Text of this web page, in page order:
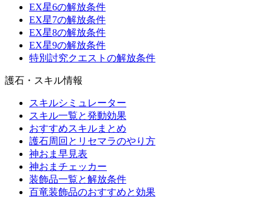
EX星6の解放条件
EX星7の解放条件
EX星8の解放条件
EX星9の解放条件
特別討究クエストの解放条件
護石・スキル情報
スキルシミュレーター
スキル一覧と発動効果
おすすめスキルまとめ
護石周回とリセマラのやり方
神おま早見表
神おまチェッカー
装飾品一覧と解放条件
百竜装飾品のおすすめと効果